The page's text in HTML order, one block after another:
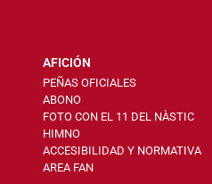
AFICIÓN
PEÑAS OFICIALES
ABONO
FOTO CON EL 11 DEL NÀSTIC
HIMNO
ACCESIBILIDAD Y NORMATIVA
AREA FAN